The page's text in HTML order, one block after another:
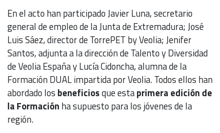
En el acto han participado Javier Luna, secretario
general de empleo de la Junta de Extremadura; José
Luis Sáez, director de TorrePET by Veolia; Jenifer
Santos, adjunta a la dirección de Talento y Diversidad
de Veolia España y Lucía Cidoncha, alumna de la
Formación DUAL impartida por Veolia. Todos ellos han
abordado los beneficiosque estaprimera edición de
la Formación ha supuesto para los jóvenes de la
región.